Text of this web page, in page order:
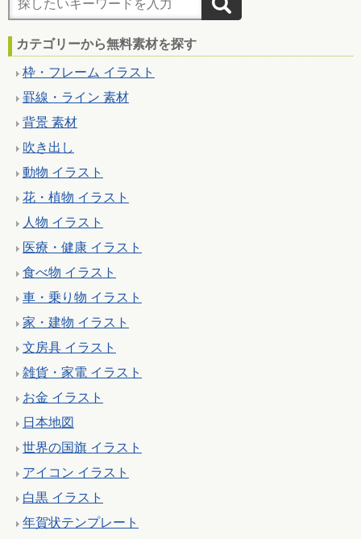
カテゴリーから無料素材を探す
枠・フレーム イラスト
罫線・ライン 素材
背景 素材
吹き出し
動物 イラスト
花・植物 イラスト
人物 イラスト
医療・健康 イラスト
食べ物 イラスト
車・乗り物 イラスト
家・建物 イラスト
文房具 イラスト
雑貨・家電 イラスト
お金 イラスト
日本地図
世界の国旗 イラスト
アイコン イラスト
白黒 イラスト
年賀状テンプレート